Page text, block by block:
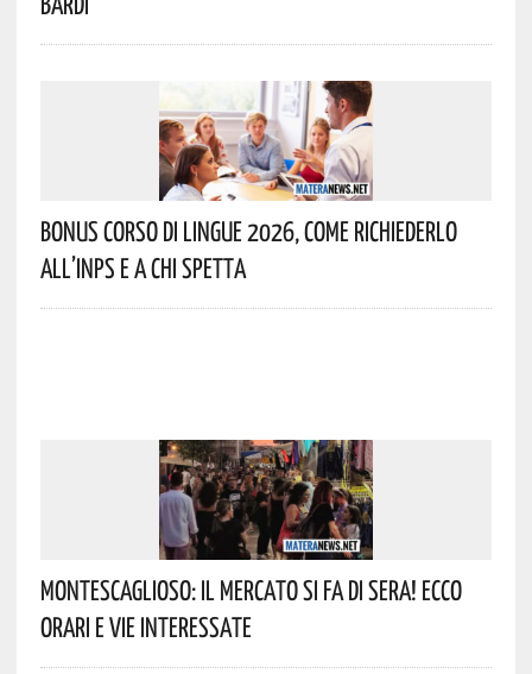
Bonus Corso Di Lingue 2026, Come Richiederlo
All’INPS E A Chi Spetta
Montescaglioso: Il Mercato Si Fa Di Sera! Ecco
Orari E Vie Interessate